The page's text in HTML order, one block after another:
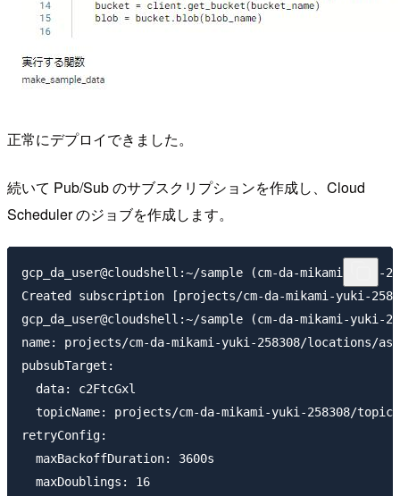
正常にデプロイできました。
続いて Pub/Sub のサブスクリプションを作成し、Cloud
Scheduler のジョブを作成します。
gcp_da_user@cloudshell:~/sample (cm-da-mikami-
Created subscription [projects/cm-da-mikami-yuki-
gcp_da_user@cloudshell:~/sample (cm-da-mikami-
name: projects/cm-da-mikami-yuki-258308/locations/
pubsubTarget:
  data: c2FtcGxl
topicName: projects/cm-da-mikami-yuki-258308/
retryConfig:
  maxBackoffDuration: 3600s
  maxDoublings: 16